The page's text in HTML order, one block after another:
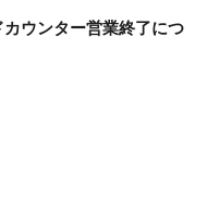
ウンター営業終了につ